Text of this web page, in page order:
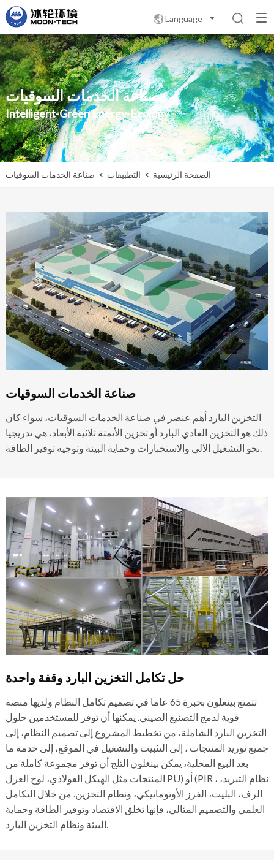
Language 
صناعة الخدمات السوقيات
Intelligent-Green Energy-Ecology
الصفحة الرئيسية > التطبيقات > صناعة الخدمات السوقيات
صناعة الخدمات السوقيات
التخزين البارد أهم عنصر في صناعة الخدمات السوقيات، سواء كان
ذلك هو التخزين العادي البارد أو تخزين الأتمتة ثلاثية الأبعاد، هي تدريجيا
نحو التشغيل الآلي والاستخبارات وحماية البيئة وتوجيه توفير الطاقة.
حل تكامل التخزين البارد وقفة واحدة
تتمتع بينغلون بخبرة 65 عاما في تصميم تكامل النظام ولديها منصة
قوية لدمج التصنيع الصيني. يمكنها أن توفر للمستخدمين حلول
التخزين البارد الشاملة، من تخطيط المشروع إلى تصميم النظام، إلى
جميع توريد المنتجات ، إلى التثبيت والتشغيل في الموقع، إلى خدمة ما
بعد البيع المحلية، يمكن بينغلون الثلج أن توفر مجموعة كاملة من
المنتجات مثل الهيكل الفولاذي، لوح العزل PU) أو (PIR ، نظام التبريد،
الرف، البليت، الفرز الأوتوماتيكي، ونظام التخزين. من خلال التكامل
العلمي والتصميم المثالي، فإنها تخلق الاقتصاد وتوفير الطاقة وحماية
البيئة ونظام التخزين البارد.